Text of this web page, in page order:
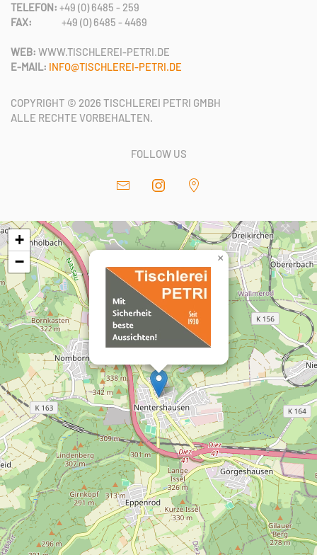
TELEFON: +49 (0) 6485 - 259
FAX: +49 (0) 6485 - 4469
WEB: WWW.TISCHLEREI-PETRI.DE
E-MAIL: INFO@TISCHLEREI-PETRI.DE
COPYRIGHT © 2026 TISCHLEREI PETRI GMBH
ALLE RECHTE VORBEHALTEN.
FOLLOW US
×
+
−